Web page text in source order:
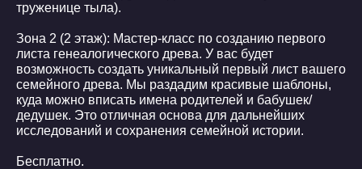
труженице тыла).
Зона 2 (2 этаж): Мастер-класс по созданию первого
листа генеалогического древа. У вас будет
возможность создать уникальный первый лист вашего
семейного древа. Мы раздадим красивые шаблоны,
куда можно вписать имена родителей и бабушек/
дедушек. Это отличная основа для дальнейших
исследований и сохранения семейной истории.
Бесплатно.